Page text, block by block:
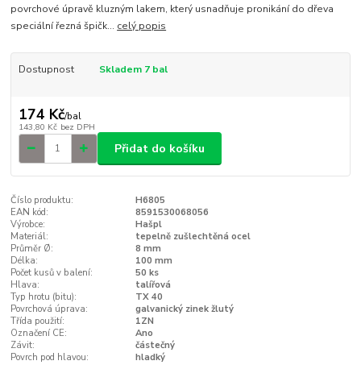
povrchové úpravě kluzným lakem, který usnadňuje pronikání do dřeva
speciální řezná špičk... celý popis
Dostupnost Skladem 7 bal
174 Kč/bal
143,80 Kč bez DPH
Přidat do košíku
Číslo produktu:
H6805
EAN kód:
8591530068056
Výrobce:
Hašpl
Materiál:
tepelně zušlechtěná ocel
Průměr Ø:
8 mm
Délka:
100 mm
Počet kusů v balení:
50 ks
Hlava:
talířová
Typ hrotu (bitu):
TX 40
Povrchová úprava:
galvanický zinek žlutý
Třída použití:
1ZN
Označení CE:
Ano
Závit:
částečný
Povrch pod hlavou:
hladký